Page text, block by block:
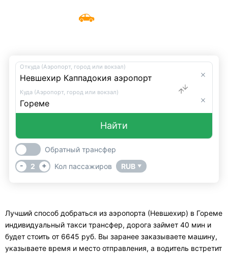
Трансфер из аэропорта (Невшехир)
в Гореме
Откуда (Аэропорт, город или вокзал)
Куда (Аэропорт, город или вокзал)
Найти
Обратный трансфер
-
2 + Кол пассажиров RUB ▼
Лучший способ добраться из аэропорта (Невшехир) в Гореме
индивидуальный такси трансфер, дорога займет 40 мин и
будет стоить от 6645 руб. Вы заранее заказываете машину,
указываете время и место отправления, а водитель встретит